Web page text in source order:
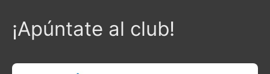
¡Apúntate al club!